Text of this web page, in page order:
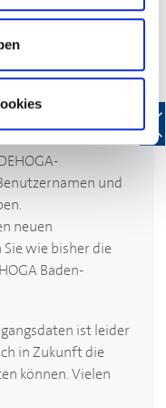
E-Mail-Adresse)
Mein
-
und
neuen
wie bisher die
Baden-
ist leider
in Zukunft die
können. Vielen